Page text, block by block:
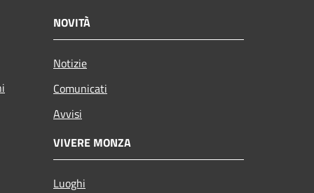
NOVITÀ
Notizie
Comunicati
Avvisi
VIVERE MONZA
Luoghi